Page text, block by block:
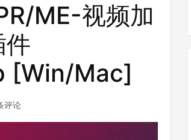
ME-视频加
件
[Win/Mac]
评论